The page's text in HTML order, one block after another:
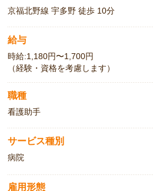
京福北野線 宇多野 徒歩 10分
給与
時給:1,180円〜1,700円
（経験・資格を考慮します）
職種
看護助手
サービス種別
病院
雇用形態